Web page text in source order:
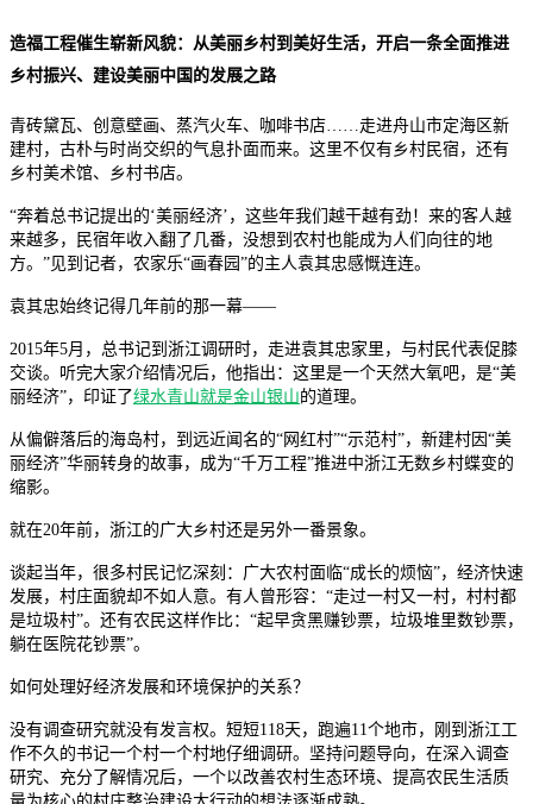
造福工程催生崭新风貌：从美丽乡村到美好生活，开启一条全面推进
乡村振兴、建设美丽中国的发展之路
青砖黛瓦、创意壁画、蒸汽火车、咖啡书店……走进舟山市定海区新
建村，古朴与时尚交织的气息扑面而来。这里不仅有乡村民宿，还有
乡村美术馆、乡村书店。
“奔着总书记提出的‘美丽经济’，这些年我们越干越有劲！来的客人越
来越多，民宿年收入翻了几番，没想到农村也能成为人们向往的地
方。”见到记者，农家乐“画春园”的主人袁其忠感慨连连。
袁其忠始终记得几年前的那一幕——
2015年5月，总书记到浙江调研时，走进袁其忠家里，与村民代表促膝
交谈。听完大家介绍情况后，他指出：这里是一个天然大氧吧，是“美
丽经济”，印证了绿水青山就是金山银山的道理。
从偏僻落后的海岛村，到远近闻名的“网红村”“示范村”，新建村因“美
丽经济”华丽转身的故事，成为“千万工程”推进中浙江无数乡村蝶变的
缩影。
就在20年前，浙江的广大乡村还是另外一番景象。
谈起当年，很多村民记忆深刻：广大农村面临“成长的烦恼”，经济快速
发展，村庄面貌却不如人意。有人曾形容：“走过一村又一村，村村都
是垃圾村”。还有农民这样作比：“起早贪黑赚钞票，垃圾堆里数钞票，
躺在医院花钞票”。
如何处理好经济发展和环境保护的关系？
没有调查研究就没有发言权。短短118天，跑遍11个地市，刚到浙江工
作不久的书记一个村一个村地仔细调研。坚持问题导向，在深入调查
研究、充分了解情况后，一个以改善农村生态环境、提高农民生活质
量为核心的村庄整治建设大行动的想法逐渐成熟。